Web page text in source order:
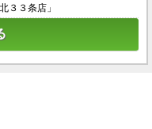
３３条店」